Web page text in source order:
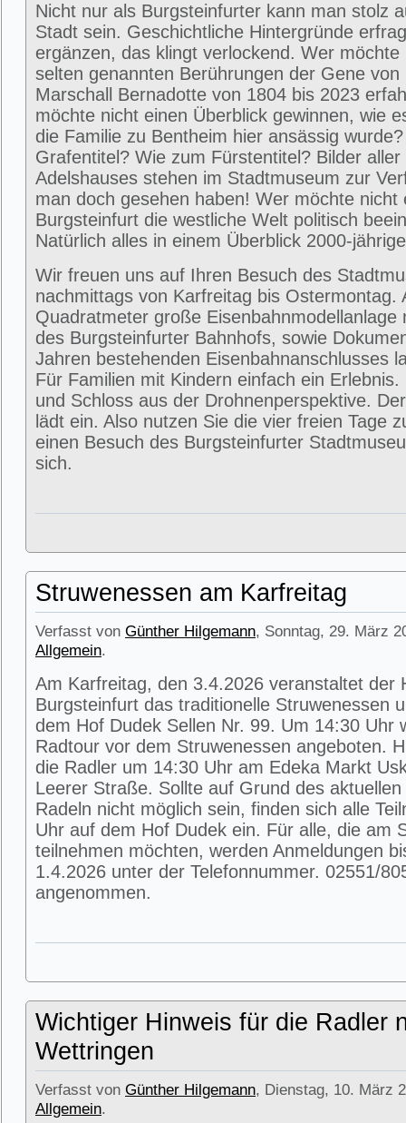
Nicht nur als Burgsteinfurter kann man stolz
Stadt sein. Geschichtliche Hintergründe
ergänzen, das klingt verlockend. Wer möchte
selten genannten Berührungen der Gene von
Marschall Bernadotte von 1804 bis 2023
möchte nicht einen Überblick gewinnen, wie
die Familie zu Bentheim hier ansässig
Grafentitel? Wie zum Fürstentitel? Bilder
Adelshauses stehen im Stadtmuseum zur
man doch gesehen haben! Wer möchte nicht
Burgsteinfurt die westliche Welt politisch
Natürlich alles in einem Überblick 2000-
Wir freuen uns auf Ihren Besuch des
nachmittags von Karfreitag bis Ostermontag.
Quadratmeter große Eisenbahnmodellanlage
des Burgsteinfurter Bahnhofs, sowie
Jahren bestehenden Eisenbahnanschlusses
Für Familien mit Kindern einfach ein
und Schloss aus der Drohnenperspektive.
lädt ein. Also nutzen Sie die vier freien Tage
einen Besuch des Burgsteinfurter
sich.
Struwenessen am Karfreitag
Verfasst von Günther Hilgemann, Sonntag, 29. März
Allgemein.
Am Karfreitag, den 3.4.2026 veranstaltet der
Burgsteinfurt das traditionelle Struwenessen
dem Hof Dudek Sellen Nr. 99. Um 14:30 Uhr
Radtour vor dem Struwenessen angeboten.
die Radler um 14:30 Uhr am Edeka Markt
Leerer Straße. Sollte auf Grund des
Radeln nicht möglich sein, finden sich alle
Uhr auf dem Hof Dudek ein. Für alle, die am
teilnehmen möchten, werden Anmeldungen
1.4.2026 unter der Telefonnummer. 02551/
angenommen.
Wichtiger Hinweis für die Radler
Wettringen
Verfasst von Günther Hilgemann, Dienstag, 10. März
Allgemein.